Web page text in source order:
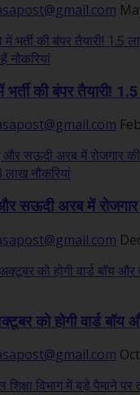
भर्ती की बंपर तैयारी!
सऊदी अरब में रोजगार
को होगी वार्ड बॉय